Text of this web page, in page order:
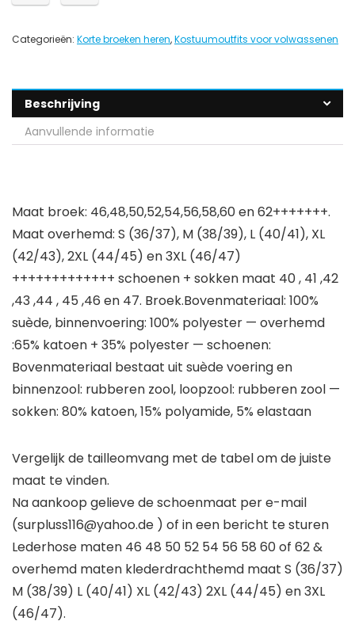
Categorieën: Korte broeken heren,Kostuumoutfits voor volwassenen
Beschrijving
Aanvullende informatie
Maat broek: 46,48,50,52,54,56,58,60 en 62+++++++.
Maat overhemd: S (36/37), M (38/39), L (40/41), XL
(42/43), 2XL (44/45) en 3XL (46/47)
+++++++++++++ schoenen + sokken maat 40 , 41 ,42
,43 ,44 , 45 ,46 en 47. Broek.Bovenmateriaal: 100%
suède, binnenvoering: 100% polyester — overhemd
:65% katoen + 35% polyester — schoenen:
Bovenmateriaal bestaat uit suède voering en
binnenzool: rubberen zool, loopzool: rubberen zool —
sokken: 80% katoen, 15% polyamide, 5% elastaan
Vergelijk de tailleomvang met de tabel om de juiste
maat te vinden.
Na aankoop gelieve de schoenmaat per e-mail
(surpluss116@yahoo.de ) of in een bericht te sturen
Lederhose maten 46 48 50 52 54 56 58 60 of 62 &
overhemd maten klederdrachthemd maat S (36/37)
M (38/39) L (40/41) XL (42/43) 2XL (44/45) en 3XL
(46/47).